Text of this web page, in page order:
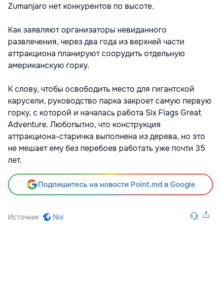
Zumanjaro нет конкурентов по высоте.
Как заявляют организаторы невиданного
развлечения, через два года из верхней части
аттракциона планируют соорудить отдельную
американскую горку.
К слову, чтобы освободить место для гигантской
карусели, руководство парка закроет самую первую
горку, с которой и началась работа Six Flags Great
Adventure. Любопытно, что конструкция
аттракциона-старичка выполнена из дерева, но это
не мешает ему без перебоев работать уже почти 35
лет.
Подпишитесь на новости Point.md в Google
Источник Noi